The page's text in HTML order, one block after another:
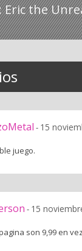
the
- 15
juego.
- 15
son 9,99 en